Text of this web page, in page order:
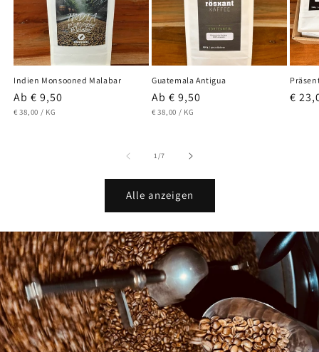
Indien Monsooned Malabar
Normaler
Preis
Ab € 9,50
GRUNDPREIS
€ 38,00 / PRO
KG
Guatemala Antigua
Normaler
Preis
Ab € 9,50
GRUNDPREIS
€ 38,00 / PRO
KG
€
1/von
7
Alle anzeigen